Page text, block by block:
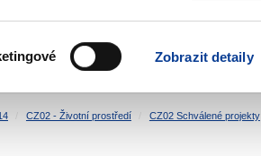
Zobrazit detaily
VNITŘNÍ VĚCI
CZ02 - Životní prostředí CZ02 Schválené projekty